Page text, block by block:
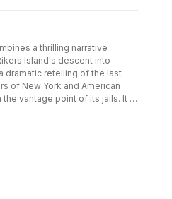
year-old sailor
the world at his feet when he
shores of Casablanca in April
dreams of travelling the world
when he dies in a warship
harbour of
a thrilling narrative
Island's descent into
dramatic retelling of the last
of New York and American
the vantage point of its jails. It is